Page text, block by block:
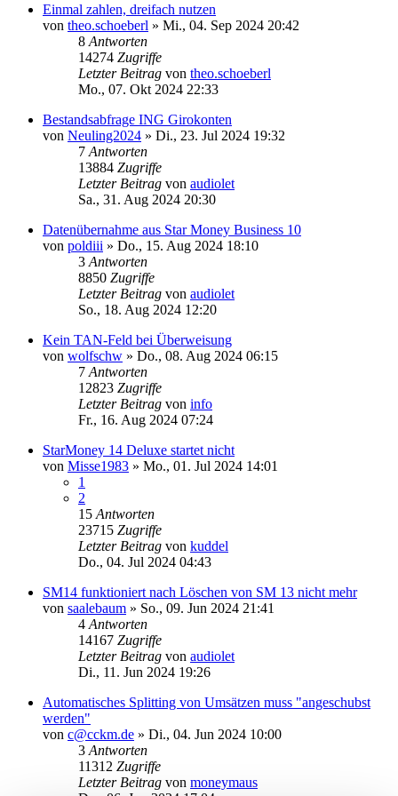
Einmal zahlen, dreifach nutzen
von theo.schoeberl » Mi., 04. Sep 2024 20:42
8 Antworten
14274 Zugriffe
Letzter Beitrag von theo.schoeberl
Mo., 07. Okt 2024 22:33
Bestandsabfrage ING Girokonten
von Neuling2024 » Di., 23. Jul 2024 19:32
7 Antworten
13884 Zugriffe
Letzter Beitrag von audiolet
Sa., 31. Aug 2024 20:30
Datenübernahme aus Star Money Business 10
von poldiii » Do., 15. Aug 2024 18:10
3 Antworten
8850 Zugriffe
Letzter Beitrag von audiolet
So., 18. Aug 2024 12:20
Kein TAN-Feld bei Überweisung
von wolfschw » Do., 08. Aug 2024 06:15
7 Antworten
12823 Zugriffe
Letzter Beitrag von info
Fr., 16. Aug 2024 07:24
StarMoney 14 Deluxe startet nicht
von Misse1983 » Mo., 01. Jul 2024 14:01
1
2
15 Antworten
23715 Zugriffe
Letzter Beitrag von kuddel
Do., 04. Jul 2024 04:43
SM14 funktioniert nach Löschen von SM 13 nicht mehr
von saalebaum » So., 09. Jun 2024 21:41
4 Antworten
14167 Zugriffe
Letzter Beitrag von audiolet
Di., 11. Jun 2024 19:26
Automatisches Splitting von Umsätzen muss "angeschubst
werden"
von c@cckm.de » Di., 04. Jun 2024 10:00
3 Antworten
11312 Zugriffe
Letzter Beitrag von moneymaus